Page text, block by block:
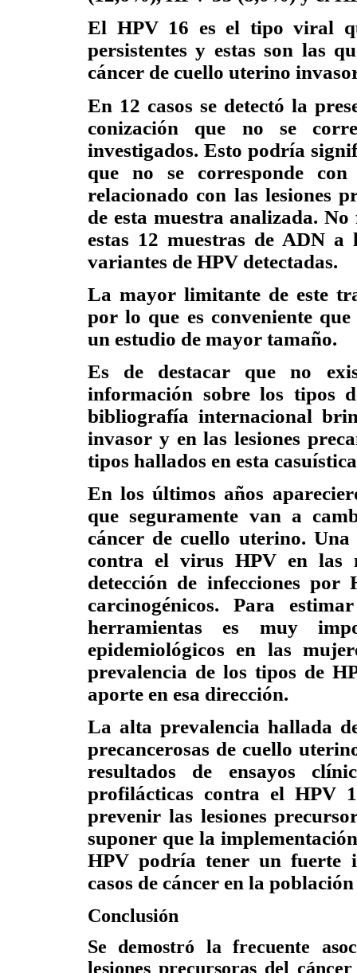
El HPV 16 es el tipo viral
persistentes y estas son las
cáncer de cuello uterino
En 12 casos se detectó la
conización que no se
investigados. Esto podría
que no se corresponde
relacionado con las lesiones
de esta muestra analizada.
estas 12 muestras de ADN
variantes de HPV detectadas.
La mayor limitante de este
por lo que es conveniente
un estudio de mayor tamaño.
Es de destacar que no
información sobre los tipos
bibliografía internacional
invasor y en las lesiones
tipos hallados en esta
En los últimos años
que seguramente van a
cáncer de cuello uterino.
contra el virus HPV en las
detección de infecciones
carcinogénicos. Para
herramientas es muy
epidemiológicos en las
prevalencia de los tipos de
aporte en esa dirección.
La alta prevalencia hallada
precancerosas de cuello
resultados de ensayos
profilácticas contra el HPV
prevenir las lesiones
suponer que la
HPV podría tener un fuerte
casos de cáncer en la
Conclusión
Se demostró la frecuente
lesiones precursoras del